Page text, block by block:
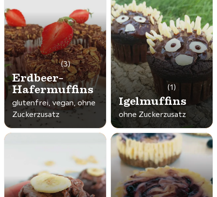
(3)
Erdbeer-
Hafermuffins
glutenfrei, vegan, ohne
Zuckerzusatz
(1)
Igelmuffins
ohne Zuckerzusatz